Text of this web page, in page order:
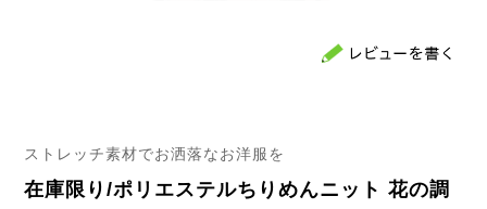
ストレッチ素材でお洒落なお洋服を
在庫限り/ポリエステルちりめんニット 花の調